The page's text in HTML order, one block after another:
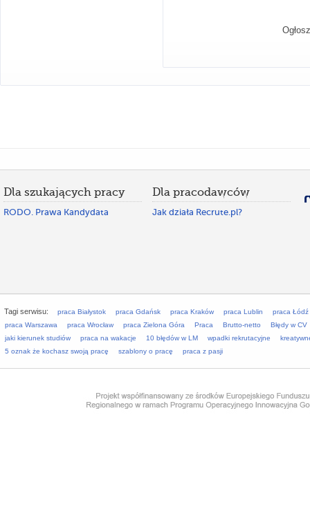
Dla szukających pracy
RODO. Prawa Kandydata
Dla pracodawców
Jak działa Recrute.pl?
Tagi serwisu: praca Białystok praca Gdańsk praca Kraków praca Lublin
praca Łódź
praca Warszawa
praca Wrocław praca Zielona Góra Praca Brutto-netto
Błędy w CV
jaki kierunek studiów
praca na wakacje 10 błędów w LM wpadki rekrutacyjne
5 oznak że kochasz swoją pracę
szablony o pracę praca z pasji